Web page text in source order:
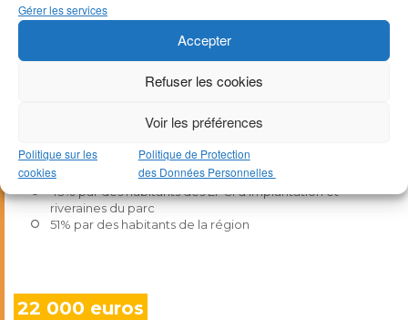
Gérer les services
Accepter
Refuser les cookies
Voir les préférences
Politique sur les
cookies
Politique de Protection
des Données Personnelles
Quelques chiffres …
300 000 euros
C’est la somme prêtée par 247 personnes
36% par les habitants des sept communes
43% par des habitants des EPCI d’implantation et
riveraines du parc
51% par des habitants de la région
22 000 euros